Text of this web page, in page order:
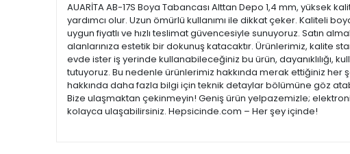
AUARİTA AB-17S Boya Tabancası Alttan Depo 1,4 mm,
yardımcı olur. Uzun ömürlü kullanımı ile dikkat çeker. Kaliteli
uygun fiyatlı ve hızlı teslimat güvencesiyle sunuyoruz. Satın
alanlarınıza estetik bir dokunuş katacaktır. Ürünlerimiz, kalite
evde ister iş yerinde kullanabileceğiniz bu ürün, dayanıklılığı,
tutuyoruz. Bu nedenle ürünlerimiz hakkında merak ettiğiniz her
hakkında daha fazla bilgi için teknik detaylar bölümüne göz
Bize ulaşmaktan çekinmeyin! Geniş ürün yelpazemizle;
kolayca ulaşabilirsiniz. Hepsicinde.com – Her şey içinde!